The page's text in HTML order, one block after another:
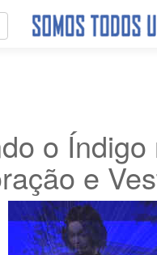
o Índigo
e